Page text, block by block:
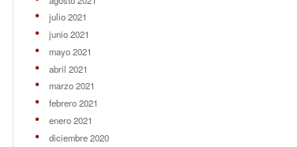
julio 2021
junio 2021
mayo 2021
abril 2021
marzo 2021
febrero 2021
enero 2021
diciembre 2020